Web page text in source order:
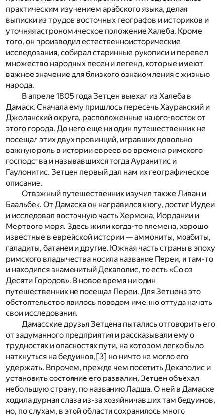
практическим изучением арабского языка, делая
выписки из трудов восточных географов и историков и
уточняя астрономическое положение Халеба. Кроме
того, он производил естественноисторические
исследования, собирал старинные рукописи и перевел
множество народных песен и легенд, которые имеют
важное значение для близкого ознакомления с жизнью
народа.
В апреле 1805 года Зетцен выехал из Халеба в
Дамаск. Сначала ему пришлось пересечь Хауранский и
Джоланский округа, расположенные на юго-восток от
этого города. До него еще ни один путешественник не
посещал этих двух провинций, игравших довольно
важную роль в истории евреев во времена римского
господства и называвшихся тогда Ауранитис и
Гаулонитис. Зетцен первый дал нам их географическое
описание.
Отважный путешественник изучил также Ливан и
Баальбек. От Дамаска он направился к югу, достиг Иудеи
и исследовал восточную часть Хермона, Иордании и
Мертвого моря. Здесь жили когда-то племена, хорошо
известные в еврейской истории — аммониты, моабиты,
галадиты, батанеи и другие. Южная часть страны в эпоху
римского владычества носила название Переи, и там-то
и находился знаменитый Декаполис, то есть «Союз
Десяти Городов». В новое время ни один
путешественник не посещал Переи. Для Зетцена это
обстоятельство явилось поводом именно оттуда начать
свои исследования.
Дамасские друзья Зетцена пытались отговорить его
от задуманного предприятия и рассказывали ему о
трудностях и опасностях пути, на котором легко было
наткнуться на бедуинов,[3] но ничто не могло его
удержать. Впрочем, прежде чем посетить Декаполис и
установить состояние его развалин, Зетцен объехал
небольшую страну, по названию Ладша. О ней в Дамаске
ходила дурная слава из-за хозяйничавших там бедуинов,
но, по слухам, в этой области сохранилось много